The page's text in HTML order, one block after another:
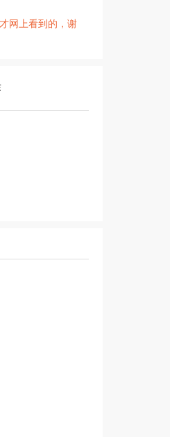
网上看到的，谢